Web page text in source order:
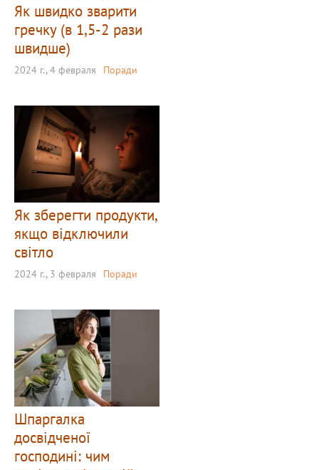
Як швидко зварити
гречку (в 1,5-2 рази
швидше)
2024 г., 4 февраля Поради
Як зберегти продукти,
якщо відключили
світло
2024 г., 3 февраля Поради
Шпаргалка
досвідченої
господині: чим